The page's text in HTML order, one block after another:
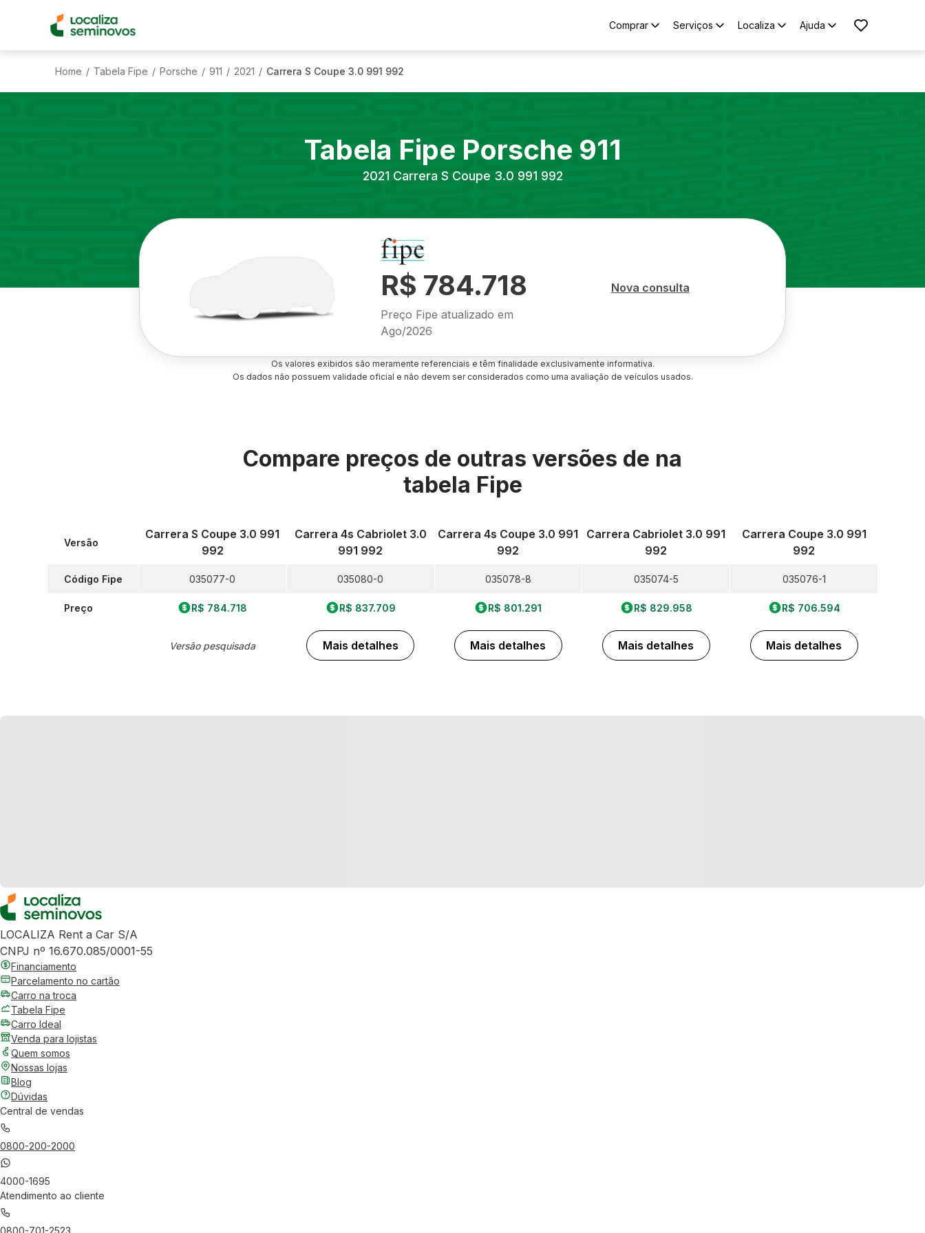
Comprar Serviços Localiza Ajuda
Home / Tabela Fipe / Porsche / 911 / 2021 / Carrera S Coupe 3.0 991 992
Tabela Fipe Porsche 911
2021 Carrera S Coupe 3.0 991 992
R$ 784.718
Preço Fipe atualizado em
Ago/2026
Nova consulta
Os valores exibidos são meramente referenciais e têm finalidade exclusivamente informativa.
Os dados não possuem validade oficial e não devem ser considerados como uma avaliação de veículos usados.
Compare preços de outras versões de na
tabela Fipe
Versão
Código Fipe
Preço
Carrera S Coupe 3.0 991
992
035077-0
R$ 784.718
Versão pesquisada
Carrera 4s Cabriolet 3.0
991 992
035080-0
R$ 837.709
Mais detalhes
Carrera 4s Coupe 3.0 991
992
035078-8
R$ 801.291
Mais detalhes
Carrera Cabriolet 3.0 991
992
035074-5
R$ 829.958
Mais detalhes
Carrera Coupe 3.0 991
992
035076-1
R$ 706.594
Mais detalhes
LOCALIZA Rent a Car S/A
CNPJ nº 16.670.085/0001-55
Financiamento
Parcelamento no cartão
Carro na troca
Tabela Fipe
Carro Ideal
Venda para lojistas
Quem somos
Nossas lojas
Blog
Dúvidas
Central de vendas
0800-200-2000
4000-1695
Atendimento ao cliente
0800-701-2523